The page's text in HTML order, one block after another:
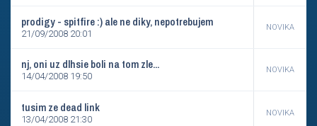
prodigy - spitfire :) ale ne diky, nepotrebujem
21/09/2008 20:01
NOVIKA
nj, oni uz dlhsie boli na tom zle...
14/04/2008 19:50
NOVIKA
tusim ze dead link
13/04/2008 21:30
NOVIKA